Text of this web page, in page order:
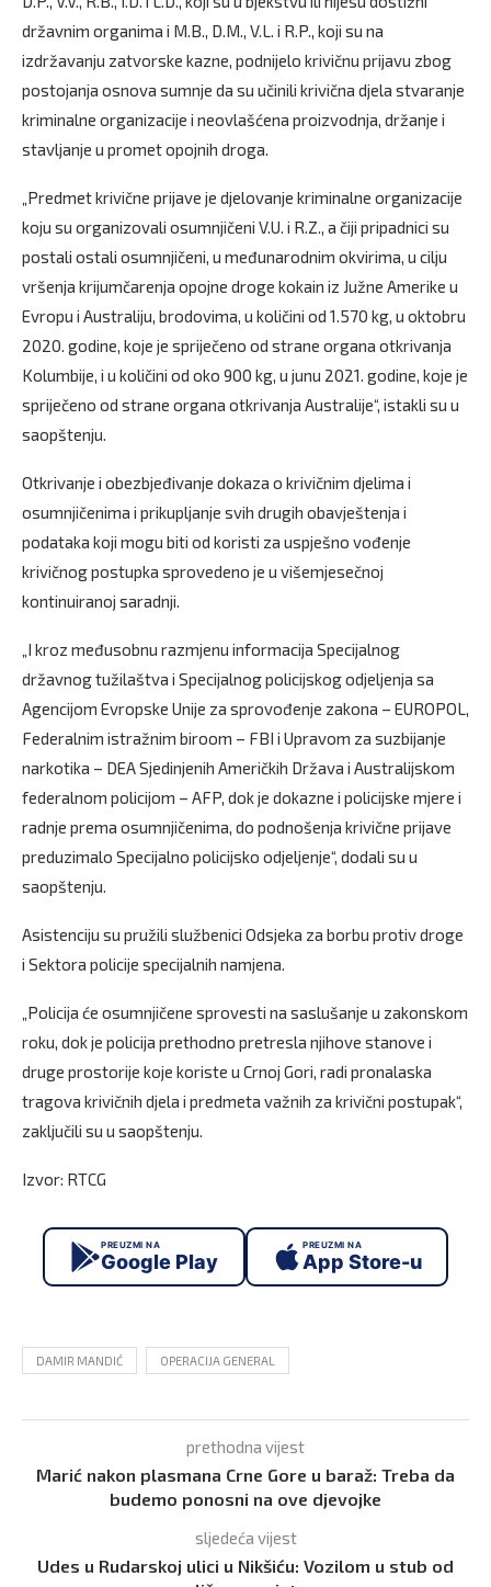
državnim organima i M.B., D.M., V.L. i R.P., koji su na
izdržavanju zatvorske kazne, podnijelo krivičnu prijavu zbog
postojanja osnova sumnje da su učinili krivična djela stvaranje
kriminalne organizacije i neovlašćena proizvodnja, držanje i
stavljanje u promet opojnih droga.
„Predmet krivične prijave je djelovanje kriminalne organizacije
koju su organizovali osumnjičeni V.U. i R.Z., a čiji pripadnici su
postali ostali osumnjičeni, u međunarodnim okvirima, u cilju
vršenja krijumčarenja opojne droge kokain iz Južne Amerike u
Evropu i Australiju, brodovima, u količini od 1.570 kg, u oktobru
2020. godine, koje je spriječeno od strane organa otkrivanja
Kolumbije, i u količini od oko 900 kg, u junu 2021. godine, koje je
spriječeno od strane organa otkrivanja Australije“, istakli su u
saopštenju.
Otkrivanje i obezbjeđivanje dokaza o krivičnim djelima i
osumnjičenima i prikupljanje svih drugih obavještenja i
podataka koji mogu biti od koristi za uspješno vođenje
krivičnog postupka sprovedeno je u višemjesečnoj
kontinuiranoj saradnji.
„I kroz međusobnu razmjenu informacija Specijalnog
državnog tužilaštva i Specijalnog policijskog odjeljenja sa
Agencijom Evropske Unije za sprovođenje zakona – EUROPOL,
Federalnim istražnim biroom – FBI i Upravom za suzbijanje
narkotika – DEA Sjedinjenih Američkih Država i Australijskom
federalnom policijom – AFP, dok je dokazne i policijske mjere i
radnje prema osumnjičenima, do podnošenja krivične prijave
preduzimalo Specijalno policijsko odjeljenje“, dodali su u
saopštenju.
Asistenciju su pružili službenici Odsjeka za borbu protiv droge
i Sektora policije specijalnih namjena.
„Policija će osumnjičene sprovesti na saslušanje u zakonskom
roku, dok je policija prethodno pretresla njihove stanove i
druge prostorije koje koriste u Crnoj Gori, radi pronalaska
tragova krivičnih djela i predmeta važnih za krivični postupak“,
zaključili su u saopštenju.
Izvor: RTCG
PREUZMI NA
Google Play
PREUZMI NA
App Store-u
DAMIR MANDIĆ OPERACIJA GENERAL
prethodna vijest
Marić nakon plasmana Crne Gore u baraž: Treba da
budemo ponosni na ove djevojke
sljedeća vijest
Udes u Rudarskoj ulici u Nikšiću: Vozilom u stub od